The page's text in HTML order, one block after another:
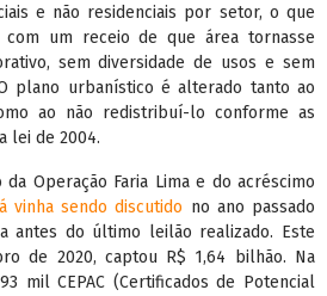
e não residenciais por setor, o que
com um receio de que área tornasse
sem diversidade de usos e sem
plano urbanístico é alterado tanto ao
ao não redistribuí-lo conforme as
lei de 2004.
Operação Faria Lima e do acréscimo
vinha sendo discutido no ano passado
antes do último leilão realizado. Este
de 2020, captou R$ 1,64 bilhão. Na
mil CEPAC (Certificados de Potencial